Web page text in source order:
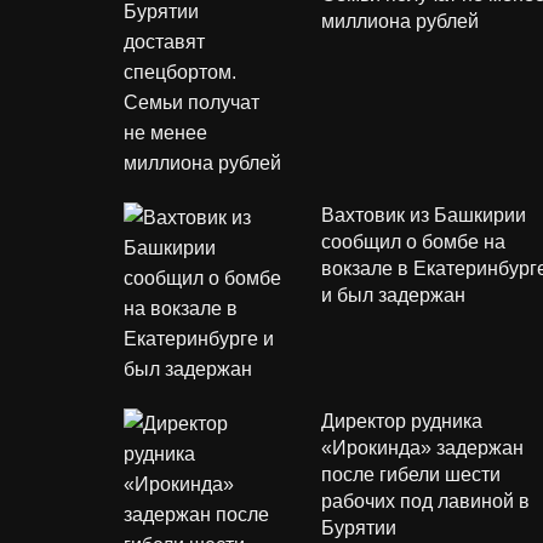
миллиона рублей
Вахтовик из Башкирии
сообщил о бомбе на
вокзале в
и был задержан
Директор рудника
«Ирокинда» задержан
после гибели шести
рабочих под лавиной в
Бурятии